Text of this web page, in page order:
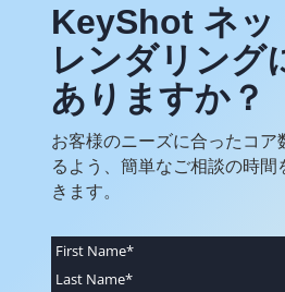
KeyShot ネッ
レンダリング
ありますか？
お客様のニーズに合ったコア
るよう、簡単なご相談の時間
きます。